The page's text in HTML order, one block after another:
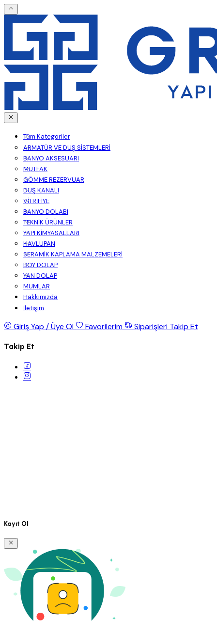
Tüm Kategoriler
ARMATÜR VE DUŞ SİSTEMLERİ
BANYO AKSESUARI
MUTFAK
GÖMME REZERVUAR
DUŞ KANALI
VİTRİFİYE
BANYO DOLABI
TEKNİK ÜRÜNLER
YAPI KİMYASALLARI
HAVLUPAN
SERAMİK KAPLAMA MALZEMELERİ
BOY DOLAP
YAN DOLAP
MUMLAR
Hakkımızda
İletişim
Giriş Yap / Üye Ol Favorilerim Siparişleri Takip Et
Takip Et
Kayıt Ol